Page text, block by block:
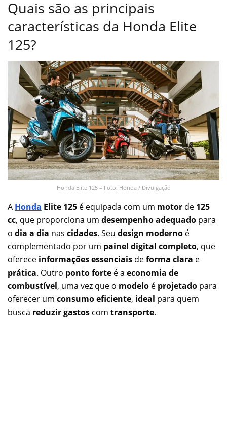
Quais são as principais
características da Honda Elite
125?
Honda Elite 125 – Foto: Honda / Divulgação
A Honda Elite 125 é equipada com um motor de 125
cc, que proporciona um desempenho adequado para
o dia a dia nas cidades. Seu design moderno é
complementado por um painel digital completo, que
oferece informações essenciais deforma clara e
prática. Outro ponto forte é a economia de
combustível, uma vez que o modelo é projetado para
oferecer um consumo eficiente, ideal para quem
busca reduzir gastos com transporte.